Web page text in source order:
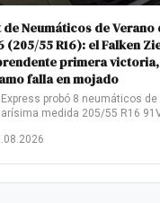
de Neumáticos de Verano
(205/55 R16): el Falken
primera
falla en mojado
probó 8 neumáticos de
medida 205/55 R16